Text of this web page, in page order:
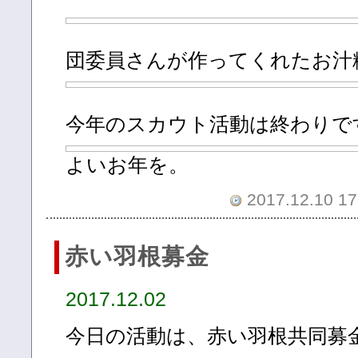
団委員さんが作ってくれたお
今年のスカウト活動は終わりで
よいお年を。
2017.12.10
赤い羽根募金
2017.12.02
今日の活動は、赤い羽根共同募